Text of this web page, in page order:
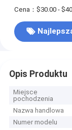
Cena：$30.00 -
Opis Produktu
Miejsce
pochodzenia
Nazwa handlowa
Numer modelu